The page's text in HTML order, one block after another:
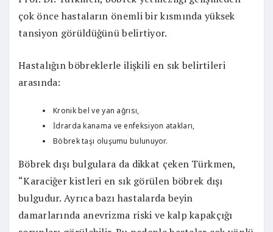
çok önce hastaların önemli bir kısmında yüksek
tansiyon görüldüğünü belirtiyor.
Hastalığın böbreklerle ilişkili en sık belirtileri
arasında:
Kronik bel ve yan ağrısı,
İdrarda kanama ve enfeksiyon atakları,
Böbrek taşı oluşumu bulunuyor.
Böbrek dışı bulgulara da dikkat çeken Türkmen,
“Karaciğer kistleri en sık görülen böbrek dışı
bulgudur. Ayrıca bazı hastalarda beyin
damarlarında anevrizma riski ve kalp kapakçığı